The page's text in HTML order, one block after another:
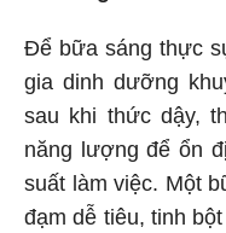
Để bữa sáng thực
gia dinh dưỡng
sau khi thức dậy,
năng lượng để ổn
suất làm việc. Một
đạm dễ tiêu, tinh